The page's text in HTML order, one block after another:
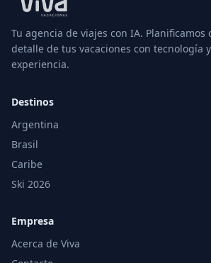
Tu agencia de viajes con IA. Planificamos
detalle de tus vacaciones con tecnología y
experiencia.
Destinos
Argentina
Brasil
Caribe
Ski 2026
Empresa
Acerca de Viva